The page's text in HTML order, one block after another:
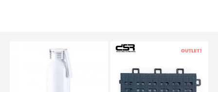
TEXTTRANSPARENTE
OUT